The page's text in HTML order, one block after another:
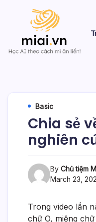
Basic
Chia sẻ
nghiên
By Chủ tiệm
March 23,
Trong video lần
chữ O, miệng chữ